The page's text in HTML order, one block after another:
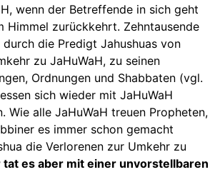
wenn der Betreffende in sich geht
Himmel zurückkehrt. Zehntausende
die Predigt Jahushuas von
zu JaHuWaH, zu seinen
Ordnungen und Shabbaten (vgl.
sich wieder mit JaHuWaH
Wie alle JaHuWaH treuen Propheten,
es immer schon gemacht
die Verlorenen zur Umkehr zu
tat es aber mit einer unvorstellbaren